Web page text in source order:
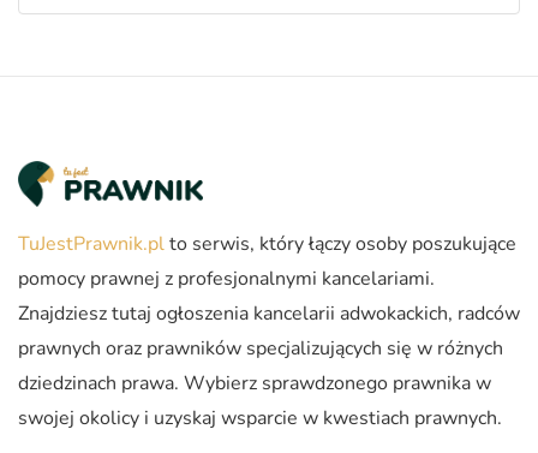
TuJestPrawnik.plto serwis, który łączy osoby poszukujące
pomocy prawnej z profesjonalnymi kancelariami.
Znajdziesz tutaj ogłoszenia kancelarii adwokackich, radców
prawnych oraz prawników specjalizujących się w różnych
dziedzinach prawa. Wybierz sprawdzonego prawnika w
swojej okolicy i uzyskaj wsparcie w kwestiach prawnych.